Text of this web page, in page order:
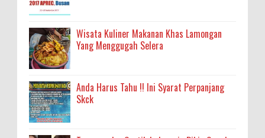
Wisata Kuliner Makanan Khas Lamongan
Yang Menggugah Selera
Anda Harus Tahu !! Ini Syarat Perpanjang
Skck